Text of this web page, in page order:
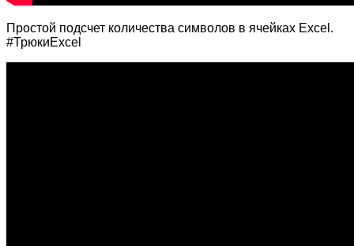
Простой подсчет количества символов в ячейках Excel.
#ТрюкиExcel